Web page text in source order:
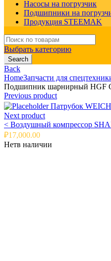
Насосы на погрузчик
Подшипники на
Продукция STEEMAK
Search
for:
Выбрать категорию
Search
Back
HomeЗапчасти для
Подшипник шарнирный HGF
Previous product
Патрубок
Next product
< Воздушный компрессор
₽17,000.00
Нетв наличии